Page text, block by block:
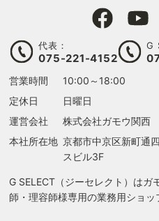
代表：
075-221-4152
G
営業時間
10:00～18:00
定休日
日曜日
運営会社
株式会社ガモウ関西
本社所在地 京都市中京区新町通
スビル3F
G SELECT（ジーセレクト）はガ
師・理容師様専用の業務用ショッ